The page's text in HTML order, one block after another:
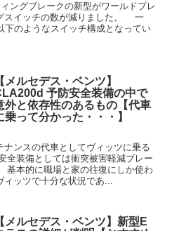
ングブレークの新型がワールドプレ
スイッチの数が減りました。 一
下のようなスイッチ構成となってい
【メルセデス・ベンツ】
予防安全装備の中で
外と依存性のあるもの【代車
乗って分かった・・・】
ンスの代車としてヴィッツに乗る
装備としては衝突被害軽減ブレー
本的に職場と家の往復にしか使わ
ッツで十分な状況であ...
【メルセデス・ベンツ】新型E